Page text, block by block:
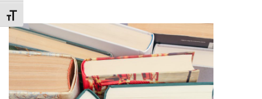
Betűméret váltása